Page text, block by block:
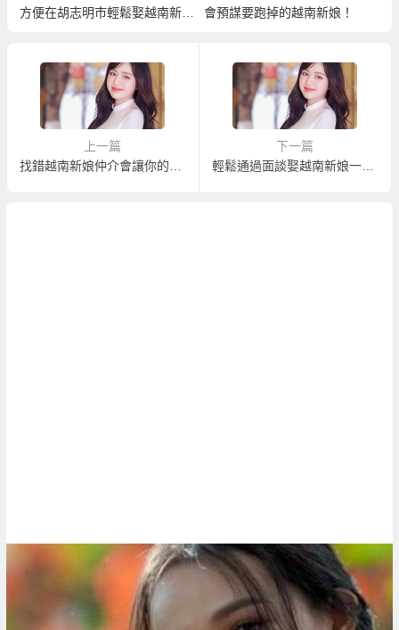
方便在胡志明市輕鬆娶越南新
會預謀要跑掉的越南新娘！
上一篇
下一篇
輕鬆通過面談娶越南新娘一條龍完整服務